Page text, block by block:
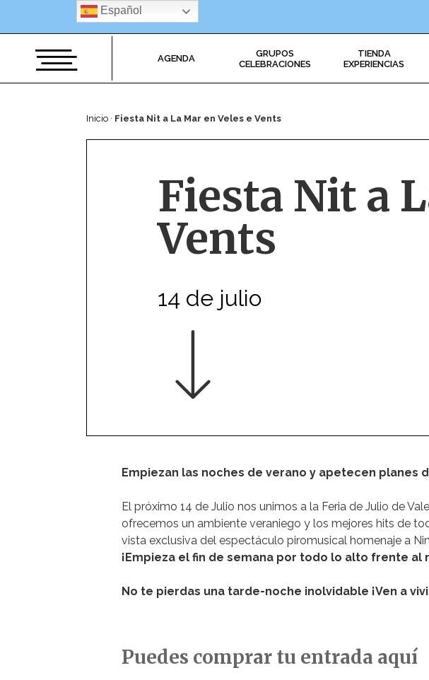
AGENDA
GRUPOS
CELEBRACIONES
TIENDA
EXPERIENCIAS
Inicio · Fiesta Nit a La Mar en Veles e Vents
Fiesta Nit a
Vents
14 de julio
Empiezan las noches de verano y apetecen planes
El próximo 14 de Julio nos unimos a la Feria de Julio de
ofrecemos un ambiente veraniego y los mejores hits de
vista exclusiva del espectáculo piromusical homenaje a
¡Empieza el fin de semana por todo lo alto frente al
No te pierdas una tarde-noche inolvidable ¡Ven a
Puedes comprar tu entrada aquí
Español